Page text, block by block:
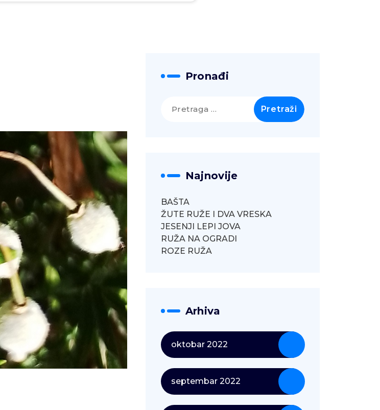
Pronađi
Najnovije
BAŠTA
ŽUTE RUŽE I DVA VRESKA
JESENJI LEPI JOVA
RUŽA NA OGRADI
ROZE RUŽA
Arhiva
oktobar 2022
septembar 2022